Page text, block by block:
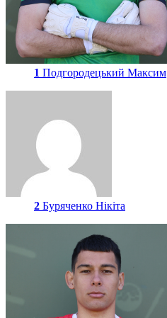
1 Подгородецький Максим
2 Буряченко Нікіта